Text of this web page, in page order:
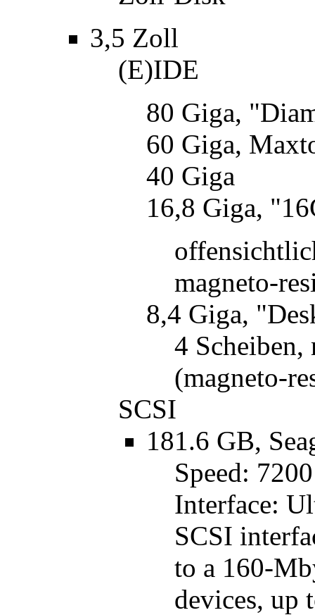
3,5 Zoll
(E)IDE
80 Giga,
60 Giga,
40 Giga
16,8 Giga,
magneto-
8,4 Giga,
4
(magneto-
SCSI
181.6 GB,
Speed:
Interface:
SCSI
to a 160-
devices, up